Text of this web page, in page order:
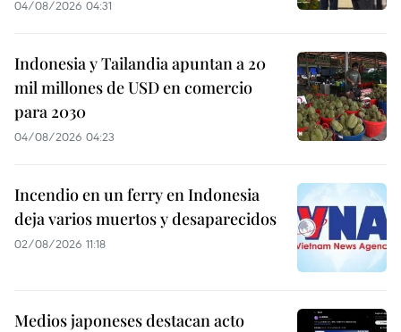
04/08/2026 04:31
Indonesia y Tailandia apuntan a 20
mil millones de USD en comercio
para 2030
04/08/2026 04:23
Incendio en un ferry en Indonesia
deja varios muertos y desaparecidos
02/08/2026 11:18
Medios japoneses destacan acto